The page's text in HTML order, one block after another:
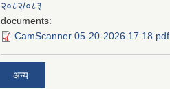
२०८२/०८३
documents:
CamScanner 05-20-2026 17.18.pdf
अन्य